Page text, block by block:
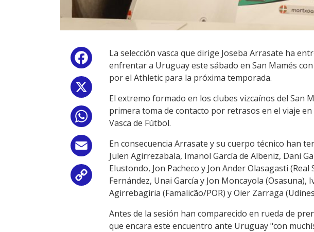
Facebook
WhatsApp
Email
Copy
Link
La selección vasca que dirige Joseba Arrasate ha
enfrentar a Uruguay este sábado en San Mamés
por el Athletic para la próxima temporada.
El extremo formado en los clubes vizcaínos del San
primera toma de contacto por retrasos en el viaje
Vasca de Fútbol.
En consecuencia Arrasate y su cuerpo técnico han
Julen Agirrezabala, Imanol García de Albeniz, Dani
Elustondo, Jon Pacheco y Jon Ander Olasagasti
Fernández, Unai García y Jon Moncayola
Agirrebagiria (Famalicão/POR) y Oier Zarraga
Antes de la sesión han comparecido en rueda de
que encara este encuentro ante Uruguay "con